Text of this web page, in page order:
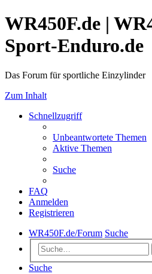
WR450F.de |
Sport-Enduro.de
Das Forum für sportliche Einzylinder
Zum Inhalt
Schnellzugriff
Unbeantwortete Themen
Aktive Themen
Suche
FAQ
Anmelden
Registrieren
WR450F.de/Forum Suche
Suche